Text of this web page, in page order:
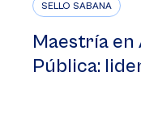
SELLO SABANA
Maestría
Pública: